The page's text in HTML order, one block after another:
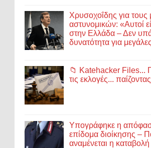
Χρυσοχοΐδης για τους
αστυνομικών: «Αυτοί
στην Ελλάδα – Δεν
δυνατότητα για
📁 Katehacker Files...
τις εκλογές...
Υπογράφηκε η
επίδομα διοίκησης –
αναμένεται η καταβολή